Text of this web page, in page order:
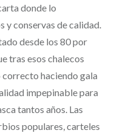
donde lo
y conservas de calidad.
desde los 80 por
tras esos chalecos
haciendo gala
impepinable para
tantos años. Las
populares, carteles